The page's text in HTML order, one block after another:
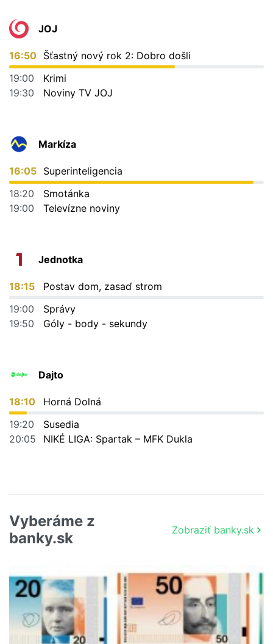
JOJ
16:50 Šťastný nový rok 2: Dobro došli
19:00
Krimi
19:30
Noviny TV JOJ
Markíza
16:05 Superinteligencia
18:20
Smotánka
19:00
Televízne noviny
Jednotka
18:15
Postav dom, zasaď strom
19:00
Správy
19:50
Góly - body - sekundy
Dajto
18:10
Horná Dolná
19:20
Susedia
20:05
NIKÉ LIGA: Spartak – MFK Dukla
Vyberáme z
banky.sk
Zobraziť banky.sk